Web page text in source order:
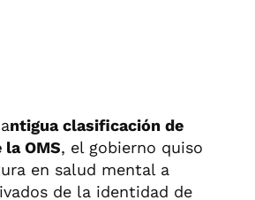
ntigua clasificación de
OMS, el gobierno quiso
en salud mental a
de la identidad de